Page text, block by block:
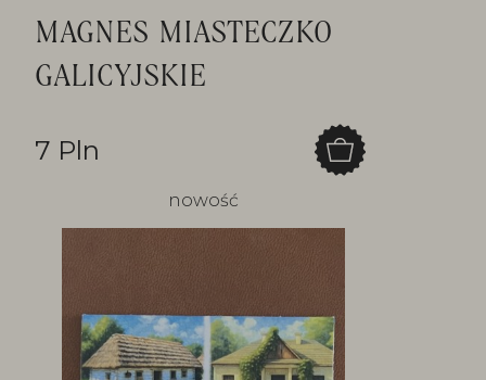
MAGNES MIASTECZKO
GALICYJSKIE
7 Pln
nowość